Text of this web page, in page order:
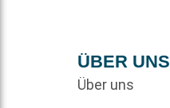
ÜBER UNS
Über uns